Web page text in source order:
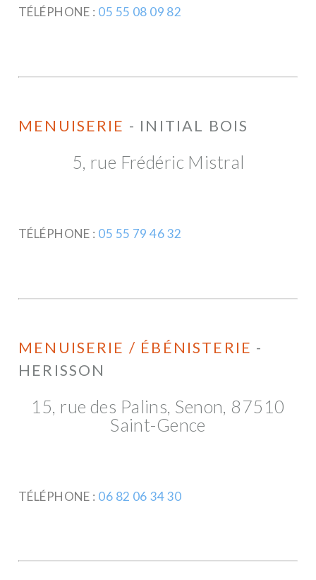
TÉLÉPHONE : 05 55 08 09 82
MENUISERIE - INITIAL BOIS
5, rue Frédéric Mistral
TÉLÉPHONE : 05 55 79 46 32
MENUISERIE / ÉBÉNISTERIE -
HERISSON
15, rue des Palins, Senon, 87510
Saint-Gence
TÉLÉPHONE : 06 82 06 34 30